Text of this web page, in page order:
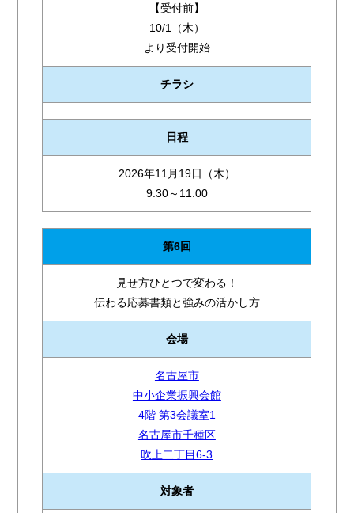
【受付前】
10/1（木）
より受付開始
チラシ
日程
2026年11月19日（木）
9:30～11:00
第6回
見せ方ひとつで変わる！
伝わる応募書類と強みの活かし方
会場
名古屋市
中小企業振興会館
4階 第3会議室1
名古屋市千種区
吹上二丁目6-3
対象者